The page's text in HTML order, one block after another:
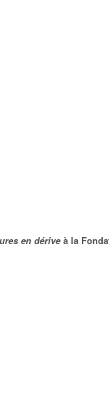
en dérive à la